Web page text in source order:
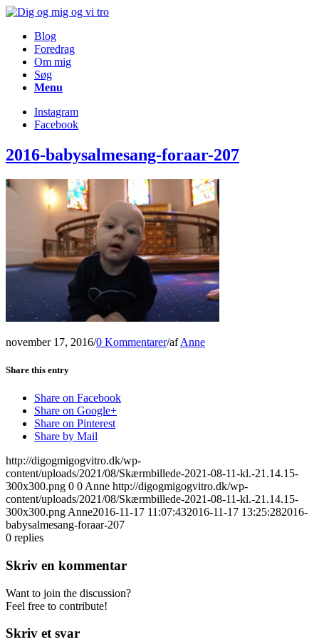
Blog
Foredrag
Om mig
Søg
Menu
Instagram
Facebook
2016-babysalmesang-foraar-207
november 17, 2016/0 Kommentarer/afAnne
Share this entry
Share on Facebook
Share on Google+
Share on Pinterest
Share by Mail
http://digogmigogvitro.dk/wp-
content/uploads/2021/08/Skærmbillede-2021-08-11-kl.-21.14.15-
300x300.png 0 0 Anne http://digogmigogvitro.dk/wp-
content/uploads/2021/08/Skærmbillede-2021-08-11-kl.-21.14.15-
300x300.png Anne2016-11-17 11:07:432016-11-17 13:25:282016-
babysalmesang-foraar-207
0 replies
Skriv en kommentar
Want to join the discussion?
Feel free to contribute!
Skriv et svar